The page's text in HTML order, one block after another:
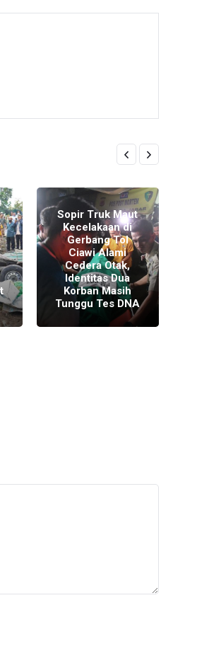
Sopir Truk Maut
Kecelakaan di
Gerbang Tol
Ciawi Alami
Cedera Otak,
Identitas Dua
Korban Masih
Tunggu Tes DNA